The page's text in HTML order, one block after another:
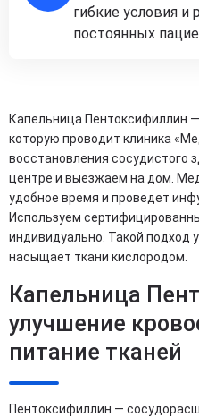
гибкие условия и
постоянных
Капельница Пентоксифиллин
которую проводит клиника
восстановления сосудистого
центре и выезжаем на дом.
удобное время и проведет
Используем
индивидуально. Такой подход
насыщает ткани кислородом.
Капельница
улучшение
питание тканей
Пентоксифиллин —